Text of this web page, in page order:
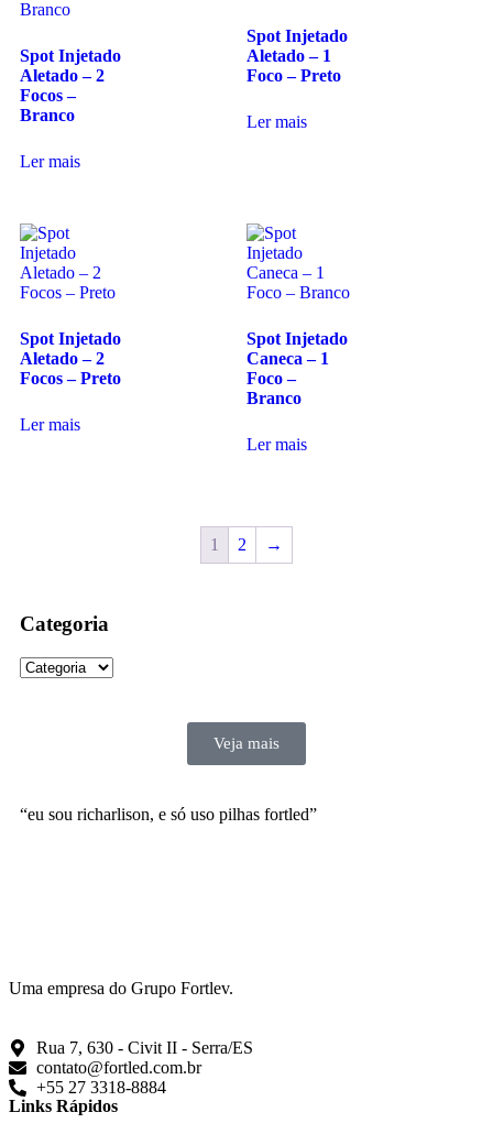
Categoria
Veja mais
“eu sou richarlison, e só uso pilhas fortled”
Spot Injetado
Aletado – 2
Focos –
Branco
Ler mais
Spot Injetado
Aletado – 1
Foco – Preto
Ler mais
Spot Injetado
Aletado – 2
Focos – Preto
Ler mais
Spot Injetado
Caneca – 1
Foco –
Branco
Ler mais
1 2 →
Uma empresa do Grupo Fortlev.
Rua 7, 630 - Civit II - Serra/ES
contato@fortled.com.br
+55 27 3318-8884
Links Rápidos